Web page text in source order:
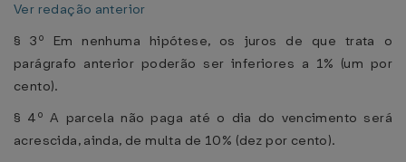
Ver redação anterior
§ 3º Em nenhuma hipótese, os juros de que trata o
parágrafo anterior poderão ser inferiores a 1% (um por
cento).
§ 4º A parcela não paga até o dia do vencimento será
acrescida, ainda, de multa de 10% (dez por cento).